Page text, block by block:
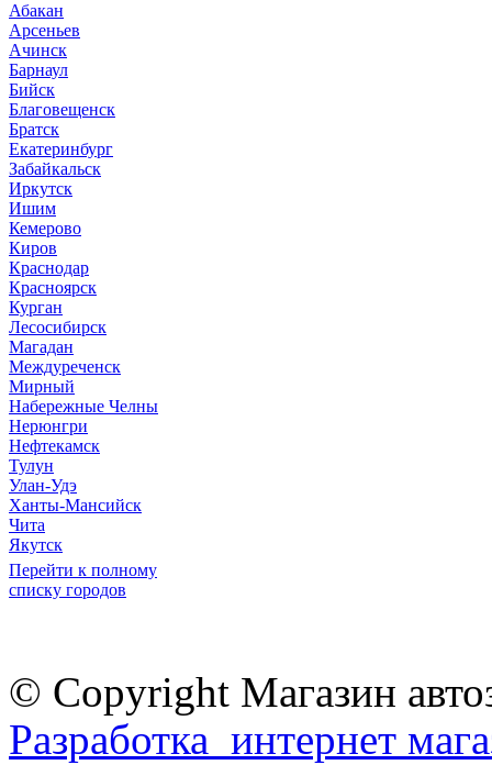
Абакан
Арсеньев
Ачинск
Барнаул
Бийск
Благовещенск
Братск
Екатеринбург
Забайкальск
Иркутск
Ишим
Кемерово
Киров
Краснодар
Красноярск
Курган
Лесосибирск
Магадан
Междуреченск
Мирный
Набережные Челны
Нерюнгри
Нефтекамск
Тулун
Улан-Удэ
Ханты-Мансийск
Чита
Якутск
Перейти к полному
списку городов
© Copyright Магазин
Разработка интернет